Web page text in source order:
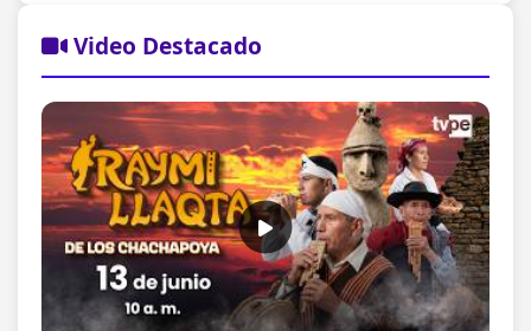
Video Destacado